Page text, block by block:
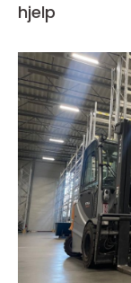
hjelp